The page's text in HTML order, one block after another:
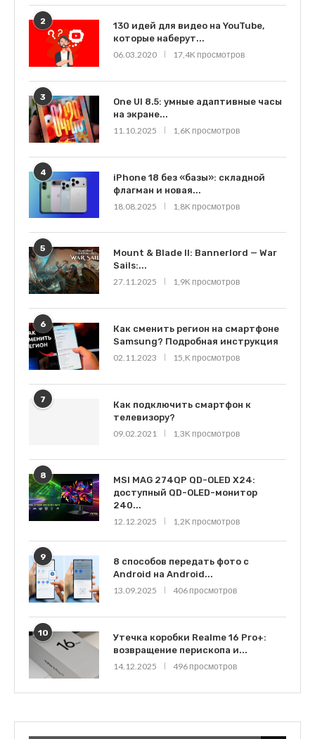
2
130 идей для видео на YouTube,
которые наберут...
06.03.2020
17,4K просмотров
3
One UI 8.5: умные адаптивные часы
на экране...
11.10.2025
1,6K просмотров
4
iPhone 18 без «базы»: складной
флагман и новая...
18.08.2025
1,8K просмотров
5
Mount & Blade II: Bannerlord — War
Sails:...
27.11.2025
1,9K просмотров
6
Как сменить регион на смартфоне
Samsung? Подробная инструкция
02.11.2023
15,K просмотров
7
Как подключить смартфон к
телевизору?
09.02.2021
1,3K просмотров
8
MSI MAG 274QP QD-OLED X24:
доступный QD-OLED-монитор
240...
12.12.2025
1,2K просмотров
9
8 способов передать фото с
Android на Android...
13.09.2025
406 просмотров
10
Утечка коробки Realme 16 Pro+:
возвращение перископа и...
14.12.2025
496 просмотров